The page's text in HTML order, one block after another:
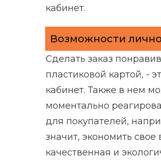
кабинет.
Возможности
Сделать заказ
пластиковой картой, -
кабинет. Также в нем
моментально
для покупателей,
значит, экономить
качественная и